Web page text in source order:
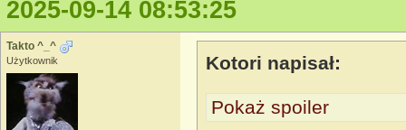
2025-09-14 08:53:25
Takto ^_^
Użytkownik Kotori napisał:
Pokaż spoiler